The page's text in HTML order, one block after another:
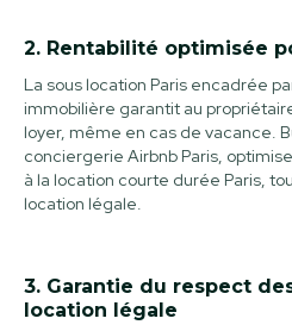
2. Rentabilité optimisée
La sous location Paris encadrée
immobilière garantit au
loyer, même en cas de vacance.
conciergerie Airbnb Paris,
à la location courte durée Paris,
location légale.
3. Garantie du respect
location légale